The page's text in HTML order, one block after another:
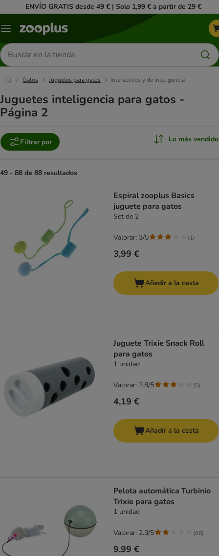
ENVÍO GRATIS desde 49 € | Solo 1,99 € a partir de 29 €
Menú
Buscar
productos
Gatos Juguetes para gatos Interactivos y de inteligencia
Juguetes inteligencia para gatos -
Página 2
Filtrar por Lo más vendido
49 - 88 de 88 resultados
Espiral zooplus Basics
juguete para gatos
Set de 2
3,99 €
Valorar: 3/5 (1)
Añadir a la cesta
Juguete Trixie Snack Roll
para gatos
1 unidad
4,19 €
Valorar: 2.8/5 (5)
Añadir a la cesta
Pelota automática Turbinio
Trixie para gatos
1 unidad
9,99 €
Valorar: 2.3/5 (68)